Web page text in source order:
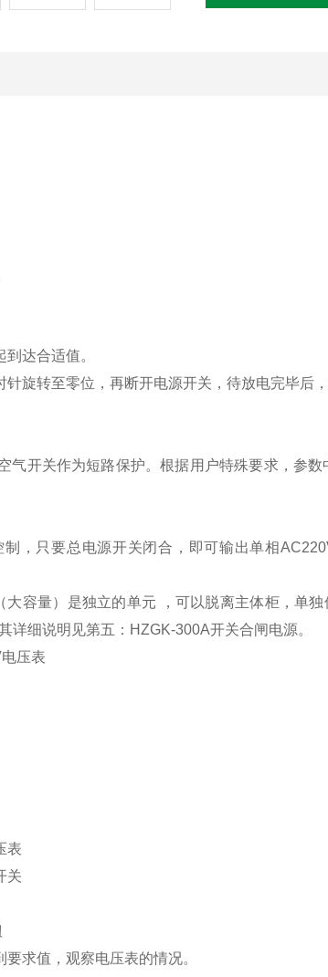
达合适值。
旋转至零位，再断开电源开关，待放电完毕后
气开关作为短路保护。根据用户特殊要求，参
，只要总电源开关闭合，即可输出单相
容量）是独立的单元 ，可以脱离主体柜，单
详细说明见第五：HZGK-300A开关合闸电源。
压表
表
关
求值，观察电压表的情况。